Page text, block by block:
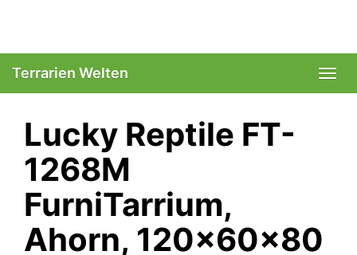
Terrarien Welten
Lucky Reptile FT-
1268M
FurniTarrium,
Ahorn, 120x60x80